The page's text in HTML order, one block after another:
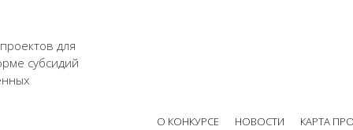
для
субсидий
О КОНКУРСЕ НОВОСТИ КАРТА